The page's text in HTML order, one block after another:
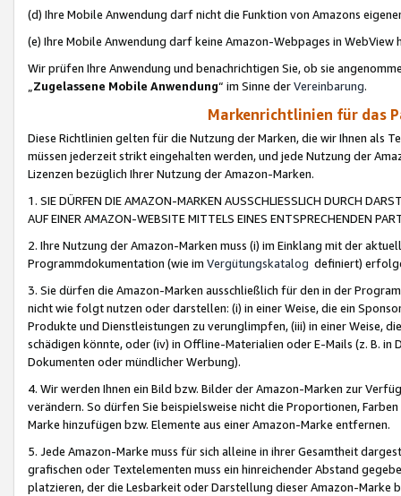
(d) Ihre Mobile Anwendung darf nicht die Funktion von Amazons
(e) Ihre Mobile Anwendung darf keine Amazon-Webpages in WebView
Wir prüfen Ihre Anwendung und benachrichtigen Sie, ob sie
„Zugelassene Mobile Anwendung“ im Sinne derVereinbarung.
Markenrichtlinien für das
Diese Richtlinien gelten für die Nutzung der Marken, die wir Ihnen als
müssen jederzeit strikt eingehalten werden, und jede Nutzung der
Lizenzen bezüglich Ihrer Nutzung der Amazon-Marken.
1. SIE DÜRFEN DIE AMAZON-MARKEN AUSSCHLIESSLICH DURCH
AUF EINER AMAZON-WEBSITE MITTELS EINES ENTSPRECHENDEN
2. Ihre Nutzung der Amazon-Marken muss (i) im Einklang mit der
Programmdokumentation (wie im Vergütungskatalog definiert)
3. Sie dürfen die Amazon-Marken ausschließlich für den in der
nicht wie folgt nutzen oder darstellen: (i) in einer Weise, die ein
Produkte und Dienstleistungen zu verunglimpfen, (iii) in einer Weise,
schädigen könnte, oder (iv) in Offline-Materialien oder E-Mails (z. B. in
Dokumenten oder mündlicher Werbung).
4. Wir werden Ihnen ein Bild bzw. Bilder der Amazon-Marken zur
verändern. So dürfen Sie beispielsweise nicht die Proportionen,
Marke hinzufügen bzw. Elemente aus einer Amazon-Marke entfernen.
5. Jede Amazon-Marke muss für sich alleine in ihrer Gesamtheit
grafischen oder Textelementen muss ein hinreichender Abstand
platzieren, der die Lesbarkeit oder Darstellung dieser Amazon-Marke